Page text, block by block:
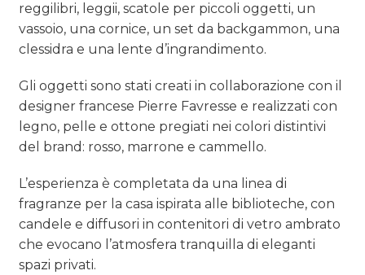
reggilibri, leggii, scatole per piccoli oggetti, un
vassoio, una cornice, un set da backgammon, una
clessidra e una lente d’ingrandimento.
Gli oggetti sono stati creati in collaborazione con il
designer francese Pierre Favresse e realizzati con
legno, pelle e ottone pregiati nei colori distintivi
del brand: rosso, marrone e cammello.
L’esperienza è completata da una linea di
fragranze per la casa ispirata alle biblioteche, con
candele e diffusori in contenitori di vetro ambrato
che evocano l’atmosfera tranquilla di eleganti
spazi privati.